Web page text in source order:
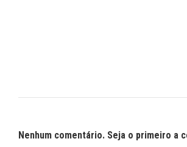
Nenhum comentário. Seja o primeiro a